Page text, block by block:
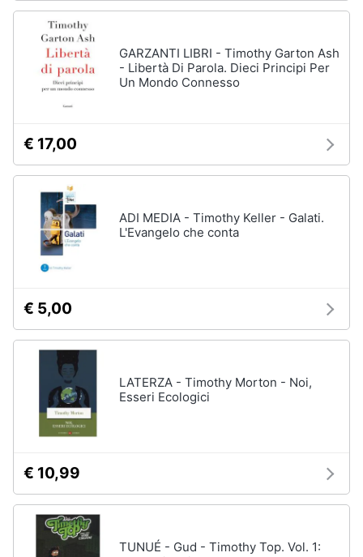
GARZANTI LIBRI - Timothy Garton Ash
- Libertà Di Parola. Dieci Principi Per
Un Mondo Connesso
€ 17,00
ADI MEDIA - Timothy Keller - Galati.
L'Evangelo che conta
€ 5,00
LATERZA - Timothy Morton - Noi,
Esseri Ecologici
€ 10,99
TUNUÉ - Gud - Timothy Top. Vol. 1: